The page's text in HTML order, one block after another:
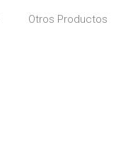
Otros Productos